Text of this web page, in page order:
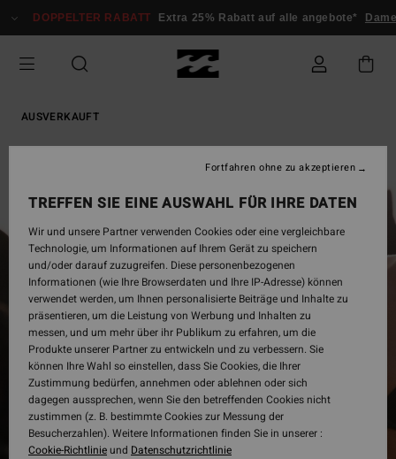
zur
springen
DOPPELTER RABATT Extra 25% Rabatt auf alle angebote* Damen
AUSVERKAUFT
TREFFEN SIE EINE AUSWAHL FÜR IHRE DATEN
Wir und unsere Partner verwenden Cookies oder eine vergleichbare
Technologie, um Informationen auf Ihrem Gerät zu speichern
und/oder darauf zuzugreifen. Diese personenbezogenen
Informationen (wie Ihre Browserdaten und Ihre IP-Adresse) können
verwendet werden, um Ihnen personalisierte Beiträge und Inhalte zu
präsentieren, um die Leistung von Werbung und Inhalten zu
messen, und um mehr über ihr Publikum zu erfahren, um die
Produkte unserer Partner zu entwickeln und zu verbessern. Sie
können Ihre Wahl so einstellen, dass Sie Cookies, die Ihrer
Zustimmung bedürfen, annehmen oder ablehnen oder sich
dagegen aussprechen, wenn Sie den betreffenden Cookies nicht
zustimmen (z. B. bestimmte Cookies zur Messung der
Besucherzahlen). Weitere Informationen finden Sie in unserer :
Cookie-Richtlinieund Datenschutzrichtlinie
Fortfahren ohne zu akzeptieren